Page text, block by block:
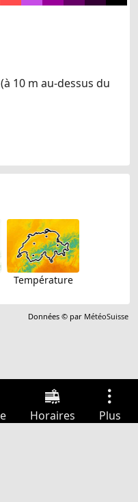
10 m au-dessus du
Température
Données © par MétéoSuisse
Horaires Plus